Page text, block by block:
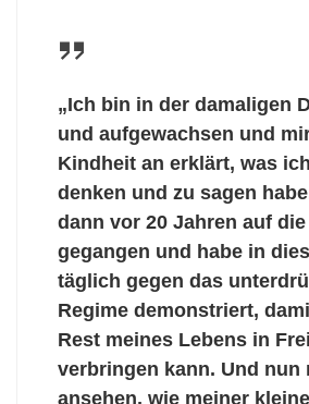
„Ich bin in der damaligen
und aufgewachsen und
Kindheit an erklärt, was
denken und zu sagen
dann vor 20 Jahren auf
gegangen und habe in
täglich gegen das
Regime demonstriert,
Rest meines Lebens in
verbringen kann. Und nun
ansehen, wie meiner